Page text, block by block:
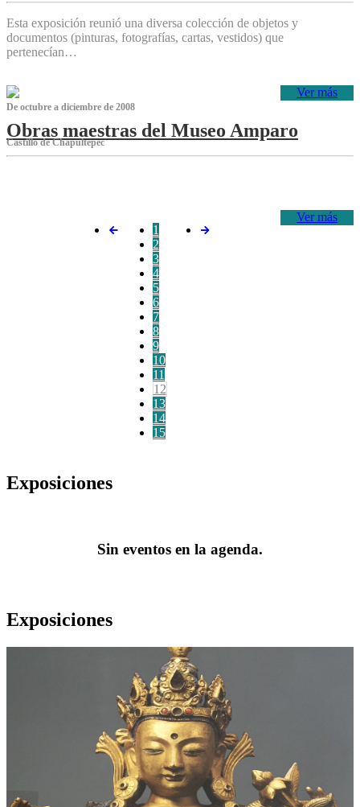
Esta exposición reunió una diversa colección de objetos y
documentos (pinturas, fotografías, cartas, vestidos) que
pertenecían…
Ver más
De octubre a diciembre de 2008
Obras maestras del Museo Amparo
Castillo de Chapultepec
Ver más
1
2
3
4
5
6
7
8
9
10
11
12
13
14
15
Exposiciones
Sin eventos en la agenda.
Exposiciones